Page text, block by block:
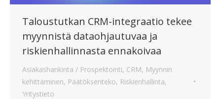
Taloustutkan CRM-integraatio tekee
myynnistä dataohjautuvaa ja
riskienhallinnasta ennakoivaa
Asiakashankinta / Prospektointi, CRM, Myynnin
kehittäminen, Päätöksenteko, Riskienhallinta,
Yritystieto